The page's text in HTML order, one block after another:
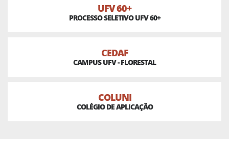
UFV 60+
PROCESSO SELETIVO UFV 60+
CEDAF
CAMPUS UFV - FLORESTAL
COLUNI
COLÉGIO DE APLICAÇÃO